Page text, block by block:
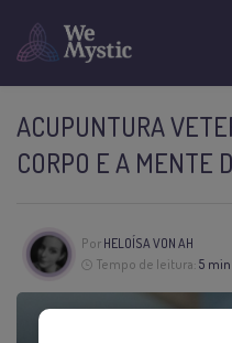
ACUPUNTURA
CORPO E A MENTE
Por HELOÍSA VON AH
Tempo de leitura: 5 min